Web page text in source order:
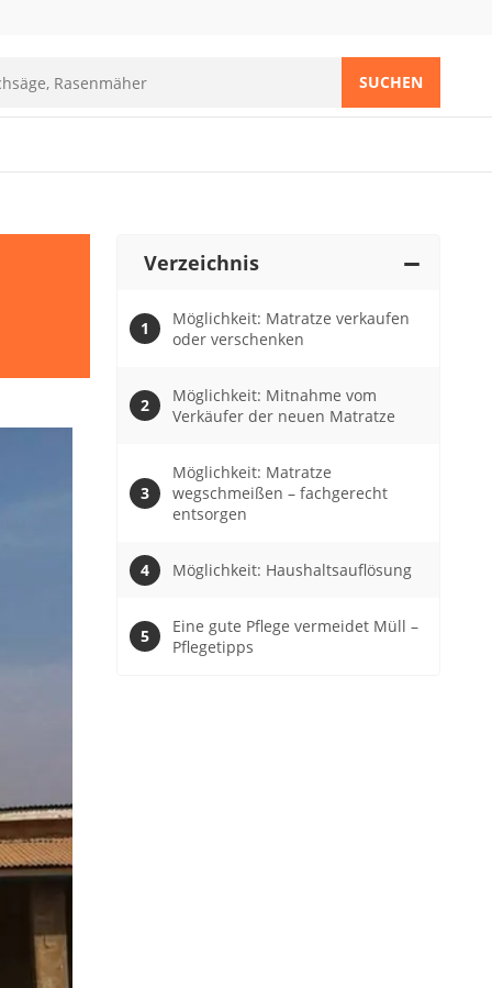
SUCHEN
Verzeichnis
Möglichkeit: Matratze verkaufen
oder verschenken
Möglichkeit: Mitnahme vom
Verkäufer der neuen Matratze
Möglichkeit: Matratze
wegschmeißen – fachgerecht
entsorgen
Möglichkeit: Haushaltsauflösung
Eine gute Pflege vermeidet Müll –
Pflegetipps